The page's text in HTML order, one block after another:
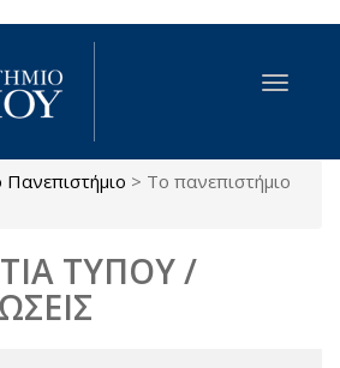
περιεχόμενο
Toggle
> Το πανεπιστήμιο
ΤΥΠΟΥ /